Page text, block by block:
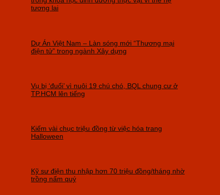
tương lai
Dự Án Việt Nam – Làn sóng mới “Thương mại
điện tử” trong ngành Xây dựng
Vụ bị ‘đuổi’ vì nuôi 19 chú chó, BQL chung cư ở
TP.HCM lên tiếng
Kiếm vài chục triệu đồng từ việc hóa trang
Halloween
Kỹ sư điện thu nhập hơn 70 triệu đồng/tháng nhờ
trồng nấm quý